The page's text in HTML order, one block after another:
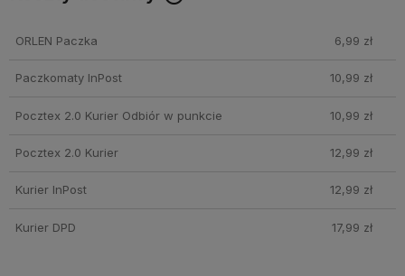
ORLEN Paczka 6,99 zł
Paczkomaty InPost 10,99 zł
Pocztex 2.0 Kurier Odbiór w punkcie 10,99 zł
Pocztex 2.0 Kurier 12,99 zł
Kurier InPost 12,99 zł
Kurier DPD 17,99 zł